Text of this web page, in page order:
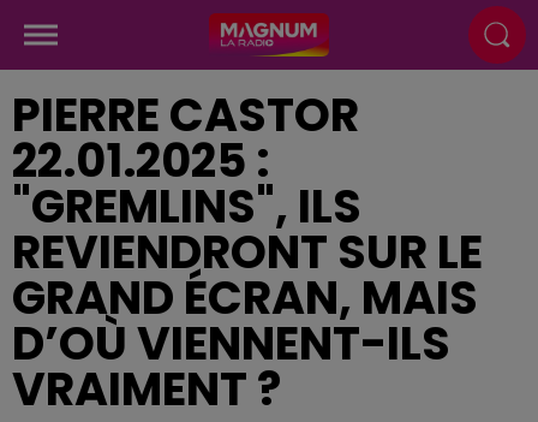
PIERRE CASTOR
22.01.2025 :
"GREMLINS", ILS
REVIENDRONT SUR LE
GRAND ÉCRAN, MAIS
D’OÙ VIENNENT-ILS
VRAIMENT ?